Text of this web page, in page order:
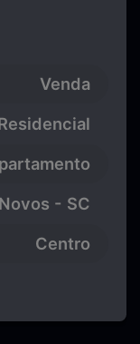
Venda
- SC
Centro